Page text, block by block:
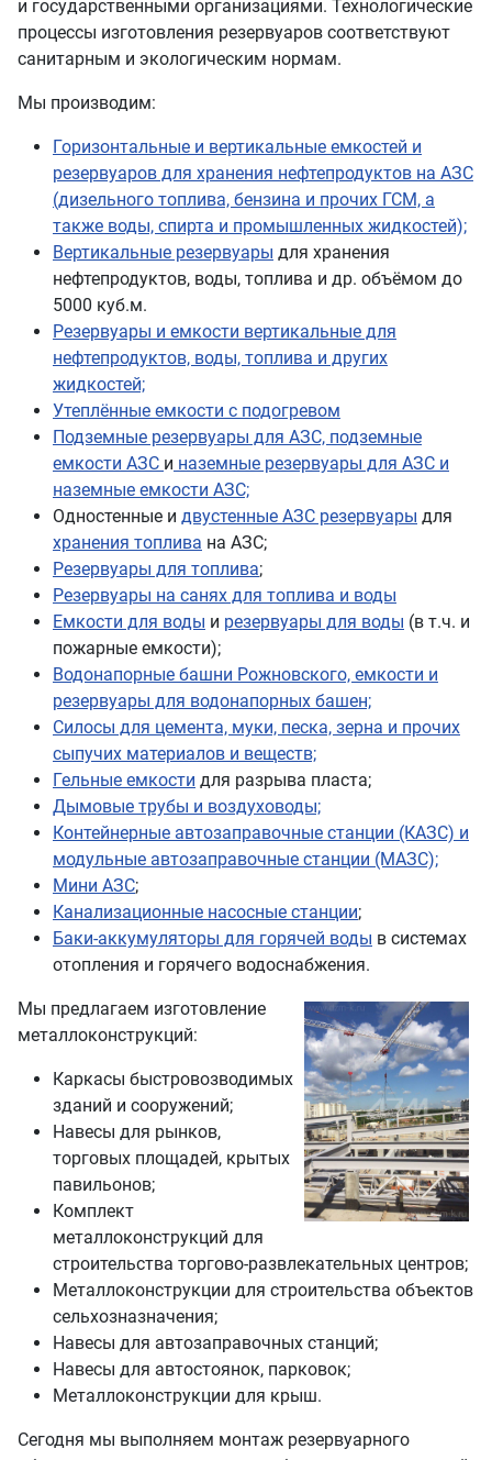
и государственными организациями. Технологические
процессы изготовления резервуаров соответствуют
санитарным и экологическим нормам.
Мы производим:
Горизонтальные и вертикальные емкостей и
резервуаров для хранения нефтепродуктов на АЗС
(дизельного топлива, бензина и прочих ГСМ, а
также воды, спирта и промышленных жидкостей);
Вертикальные резервуары для хранения
нефтепродуктов, воды, топлива и др. объёмом до
5000 куб.м.
Резервуары и емкости вертикальные для
нефтепродуктов, воды, топлива и других
жидкостей;
Утеплённые емкости с подогревом
Подземные резервуары для АЗС, подземные
емкости АЗС и наземные резервуары для АЗС и
наземные емкости АЗС;
Одностенные и двустенные АЗС резервуары для
хранения топлива на АЗС;
Резервуары для топлива;
Резервуары на санях для топлива и воды
Емкости для воды и резервуары для воды (в т.ч. и
пожарные емкости);
Водонапорные башни Рожновского, емкости и
резервуары для водонапорных башен;
Силосы для цемента, муки, песка, зерна и прочих
сыпучих материалов и веществ;
Гельные емкости для разрыва пласта;
Дымовые трубы и воздуховоды;
Контейнерные автозаправочные станции (КАЗС) и
модульные автозаправочные станции (МАЗС);
Мини АЗС;
Канализационные насосные станции;
Баки-аккумуляторы для горячей воды в системах
отопления и горячего водоснабжения.
Мы предлагаем изготовление
металлоконструкций:
Каркасы быстровозводимых
зданий и сооружений;
Навесы для рынков,
торговых площадей, крытых
павильонов;
Комплект
металлоконструкций для
строительства торгово-развлекательных центров;
Металлоконструкции для строительства объектов
сельхозназначения;
Навесы для автозаправочных станций;
Навесы для автостоянок, парковок;
Металлоконструкции для крыш.
Сегодня мы выполняем монтаж резервуарного